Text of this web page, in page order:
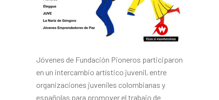
Jóvenes de Fundación Pioneros participaron
en un intercambio artístico juvenil, entre
organizaciones juveniles colombianas y
españolas para promover el trabajo de